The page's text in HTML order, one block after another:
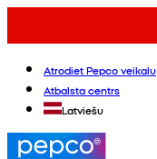
Atrodiet Pepco veikalu
Atbalsta centrs
Latviešu